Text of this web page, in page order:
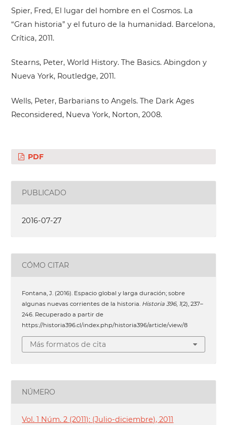
Spier, Fred, El lugar del hombre en el Cosmos. La
“Gran historia” y el futuro de la humanidad. Barcelona,
Crítica, 2011.
Stearns, Peter, World History. The Basics. Abingdon y
Nueva York, Routledge, 2011.
Wells, Peter, Barbarians to Angels. The Dark Ages
Reconsidered, Nueva York, Norton, 2008.
PDF
PUBLICADO
2016-07-27
CÓMO CITAR
Fontana, J. (2016). Espacio global y larga duración; sobre
algunas nuevas corrientes de la historia. Historia 396, 1(2), 237–
246. Recuperado a partir de
https://historia396.cl/index.php/historia396/article/view/8
Más formatos de cita
NÚMERO
Vol. 1 Núm. 2 (2011): (Julio-diciembre), 2011